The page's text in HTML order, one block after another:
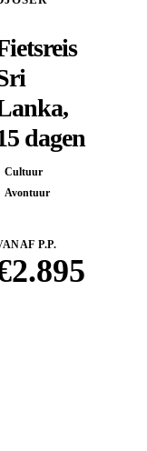
dagen
Cultuur
Avontuur
P.P.
2.895